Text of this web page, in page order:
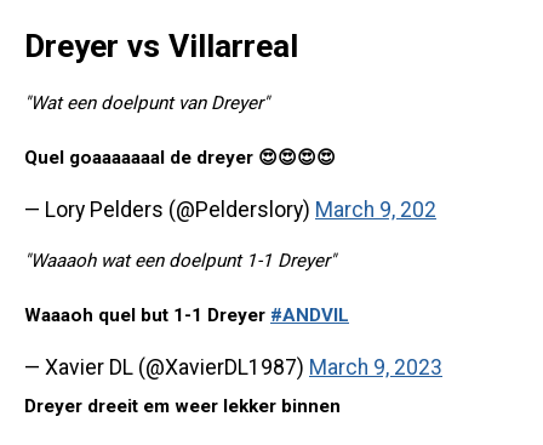
Dreyer vs Villarreal
"Wat een doelpunt van Dreyer"
Quel goaaaaaaal de dreyer 😍😍😍😍
— Lory Pelders (@Pelderslory) March 9, 202
"Waaaoh wat een doelpunt 1-1 Dreyer"
Waaaoh quel but 1-1 Dreyer #ANDVIL
— Xavier DL (@XavierDL1987) March 9, 2023
Dreyer dreeit em weer lekker binnen